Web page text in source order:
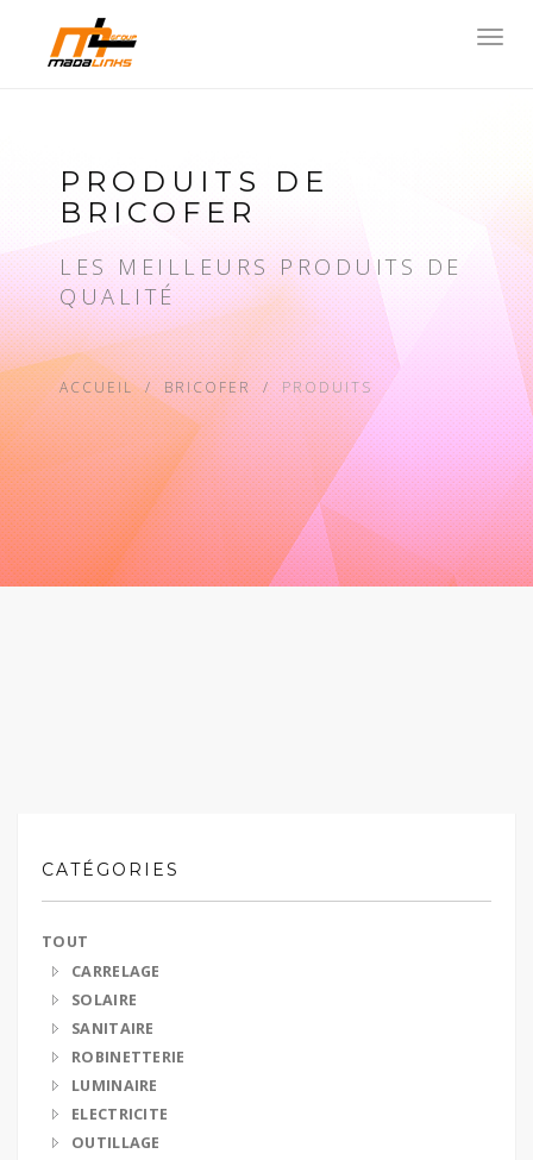
PRODUITS DE
BRICOFER
LES MEILLEURS PRODUITS DE
QUALITÉ
ACCUEIL BRICOFER PRODUITS
CATÉGORIES
TOUT
CARRELAGE
SOLAIRE
SANITAIRE
ROBINETTERIE
LUMINAIRE
ELECTRICITE
OUTILLAGE